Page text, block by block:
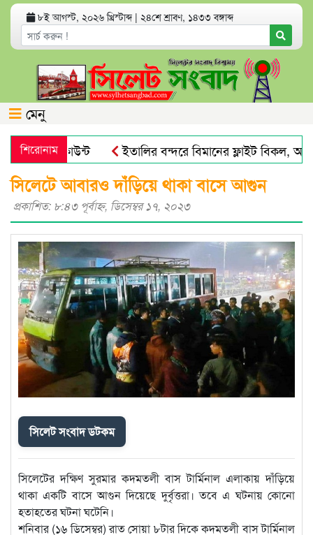
৮ই আগস্ট, ২০২৬ খ্রিস্টাব্দ | ২৪শে শ্রাবণ, ১৪৩৩ বঙ্গাব্দ
মেনু
শিরোনাম
অ্যাকাউন্ট ইতালির বন্দরে বিমানের ফ্লাইট বিকল,
সিলেটে আবারও দাঁড়িয়ে থাকা বাসে আগুন
প্রকাশিত: ৮:৪৩ পূর্বাহ্ণ, ডিসেম্বর ১৭, ২০২৩
সিলেট সংবাদ ডটকম
সিলেটের দক্ষিণ সুরমার কদমতলী বাস টার্মিনাল এলাকায় দাঁড়িয়ে
থাকা একটি বাসে আগুন দিয়েছে দুর্বৃত্তরা। তবে এ ঘটনায় কোনো
হতাহতের ঘটনা ঘটেনি।
শনিবার (১৬ ডিসেম্বর) রাত সোয়া ৮টার দিকে কদমতলী বাস টার্মিনাল